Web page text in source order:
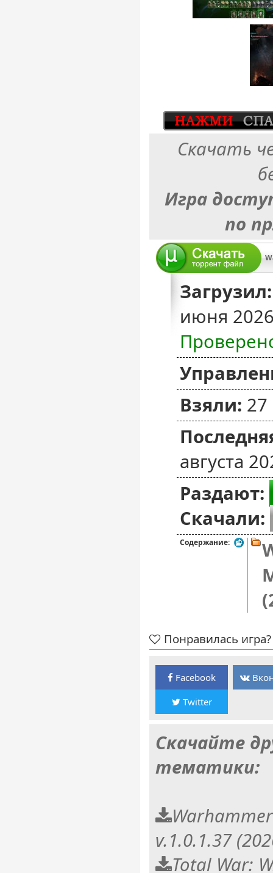
Скачать
Игра
по
Загрузил:
июня
Взяли:
августа
Раздают:
Скачали:
Содержание:
Понравилась
Facebook
Twitter
Скачайте
тематики:
v.1.0.1.37
Total War: